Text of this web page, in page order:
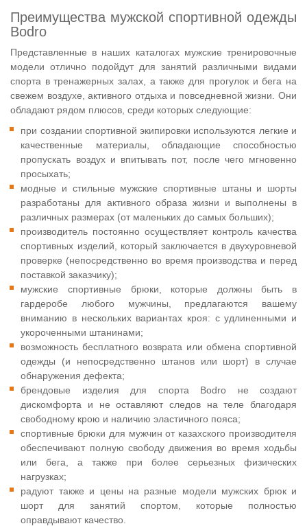
Преимущества мужской спортивной одежды
Bodro
Представленные в наших каталогах мужские тренировочные
модели отлично подойдут для занятий различными видами
спорта в тренажерных залах, а также для прогулок и бега на
свежем воздухе, активного отдыха и повседневной жизни. Они
обладают рядом плюсов, среди которых следующие:
при создании спортивной экипировки используются легкие и
качественные материалы, обладающие способностью
пропускать воздух и впитывать пот, после чего мгновенно
просыхать;
модные и стильные мужские спортивные штаны и шорты
разработаны для активного образа жизни и выполнены в
различных размерах (от маленьких до самых больших);
производитель постоянно осуществляет контроль качества
спортивных изделий, который заключается в двухуровневой
проверке (непосредственно во время производства и перед
поставкой заказчику);
мужские спортивные брюки, которые должны быть в
гардеробе любого мужчины, предлагаются вашему
вниманию в нескольких вариантах кроя: с удлиненными и
укороченными штанинами;
возможность бесплатного возврата или обмена спортивной
одежды (и непосредственно штанов или шорт) в случае
обнаружения дефекта;
брендовые изделия для спорта Bodro не создают
дискомфорта и не оставляют следов на теле благодаря
свободному крою и наличию эластичного пояса;
спортивные брюки для мужчин от казахского производителя
обеспечивают полную свободу движения во время ходьбы
или бега, а также при более серьезных физических
нагрузках;
радуют также и цены на разные модели мужских брюк и
шорт для занятий спортом, которые полностью
оправдывают качество.